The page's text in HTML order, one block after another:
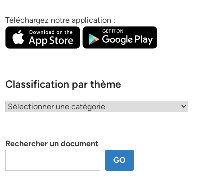
Téléchargez notre application :
Classification par thème
Classification
Rechercher un document
GO